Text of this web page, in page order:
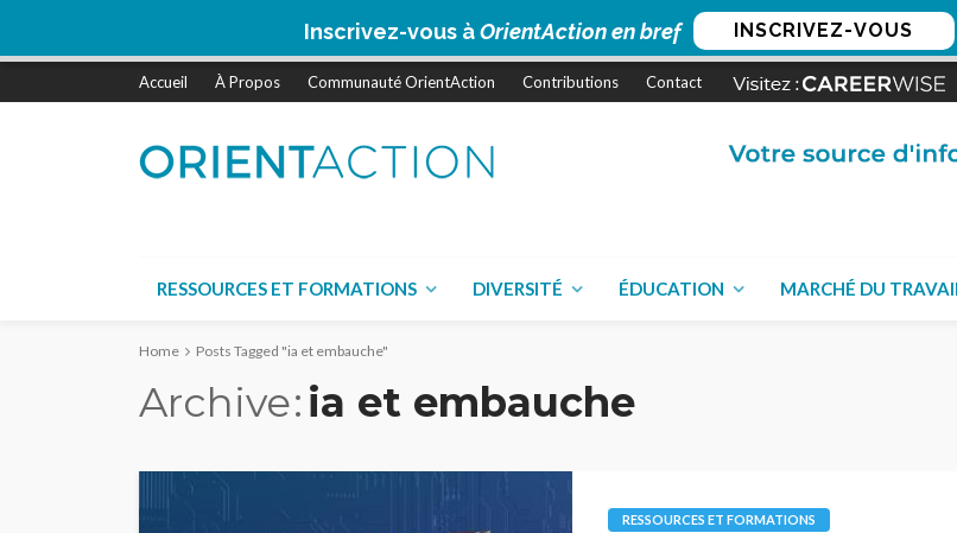
Inscrivez-vous àOrientAction en bref INSCRIVEZ-VOUS
Accueil À Propos Communauté OrientAction Contributions Contact
RESSOURCES ET FORMATIONS DIVERSITÉ ÉDUCATION MARCHÉ DU
Home Posts Tagged "ia et embauche"
Archive ia et embauche
RESSOURCES ET FORMATIONS